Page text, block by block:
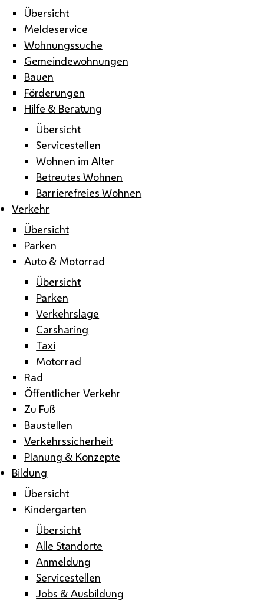
Übersicht
Meldeservice
Wohnungssuche
Gemeindewohnungen
Bauen
Förderungen
Hilfe & Beratung
Übersicht
Servicestellen
Wohnen im Alter
Betreutes Wohnen
Barrierefreies Wohnen
Verkehr
Übersicht
Parken
Auto & Motorrad
Übersicht
Parken
Verkehrslage
Carsharing
Taxi
Motorrad
Rad
Öffentlicher Verkehr
Zu Fuß
Baustellen
Verkehrssicherheit
Planung & Konzepte
Bildung
Übersicht
Kindergarten
Übersicht
Alle Standorte
Anmeldung
Servicestellen
Jobs & Ausbildung